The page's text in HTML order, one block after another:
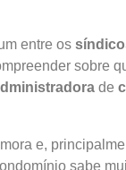
entre os
sobre
de
e,
sabe